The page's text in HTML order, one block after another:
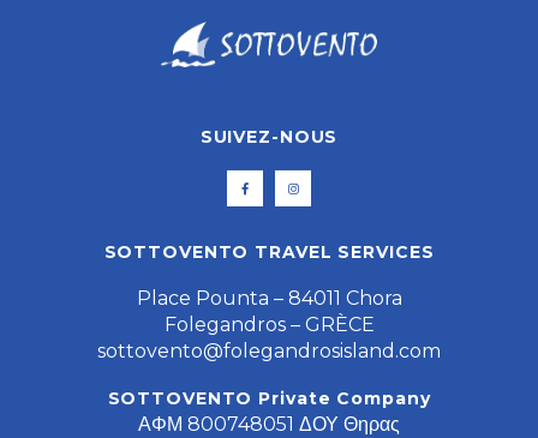
SUIVEZ-NOUS
SOTTOVENTO TRAVEL SERVICES
Place Pounta – 84011 Chora
Folegandros – GRÈCE
sottovento@folegandrosisland.com
SOTTOVENTO Private Company
ΑΦΜ 800748051 ΔΟΥ Θηρας